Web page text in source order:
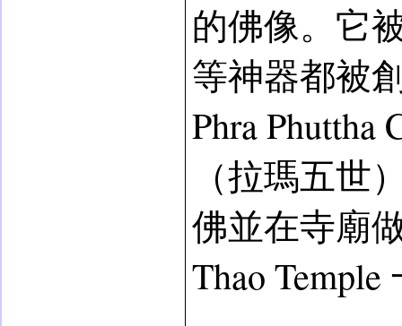
的佛像。它
等神器都被
Phra
（拉瑪五
佛並在寺廟
Thao